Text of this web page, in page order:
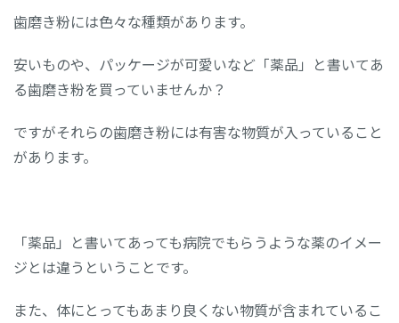
歯磨き粉には色々な種類があります。
安いものや、パッケージが可愛いなど「薬品」と書いてあ
る歯磨き粉を買っていませんか？
ですがそれらの歯磨き粉には有害な物質が入っていること
があります。
「薬品」と書いてあっても病院でもらうような薬のイメー
ジとは違うということです。
また、体にとってもあまり良くない物質が含まれているこ